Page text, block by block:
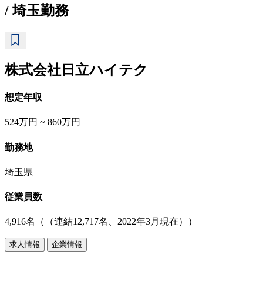
/ 埼玉勤務
株式会社日立ハイテク
想定年収
524万円 ~ 860万円
勤務地
埼玉県
従業員数
4,916名（（連結12,717名、2022年3月現在））
求人情報 企業情報